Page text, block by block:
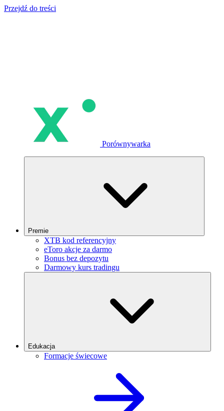
Przejdź do treści
Porównywarka
Premie
XTB kod referencyjny
eToro akcje za darmo
Bonus bez depozytu
Darmowy kurs tradingu
Edukacja
Formacje świecowe